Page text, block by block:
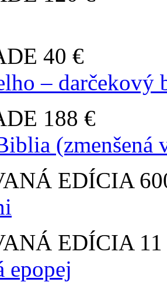
40 €
– darčekový
188 €
(zmenšená
EDÍCIA
EDÍCIA
epopej